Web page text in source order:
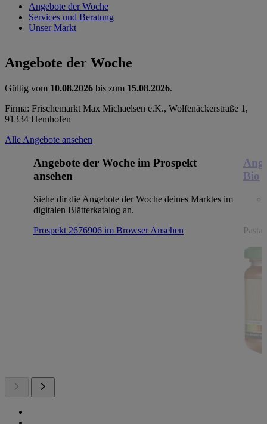
Angebote der Woche
Services und Beratung
Unser Markt
Angebote der Woche
Gültig vom 10.08.2026 bis zum 15.08.2026.
Firma: Frischemarkt Max Michaelsen e.K., Wolfenäckerstraße 1,
91334 Hemhofen
Alle Angebote ansehen
Angebote der Woche im Prospekt
ansehen
Siehe dir die Angebote der Woche deines Marktes im
digitalen Blätterkatalog an.
Prospekt 2676906 im BrowserAnsehen
Bio